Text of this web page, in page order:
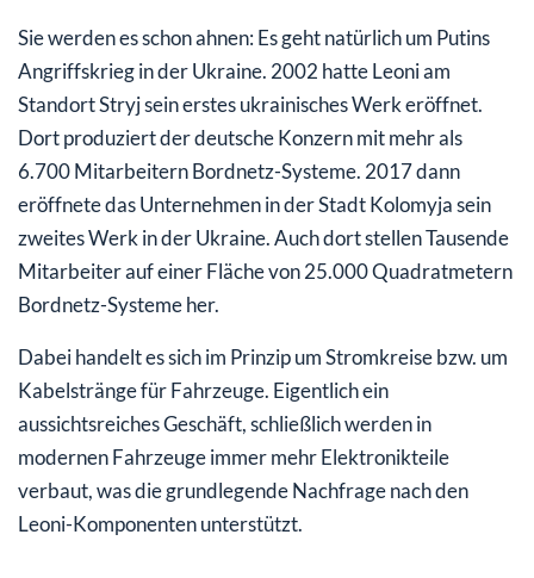
Sie werden es schon ahnen: Es geht natürlich um Putins
Angriffskrieg in der Ukraine. 2002 hatte Leoni am
Standort Stryj sein erstes ukrainisches Werk eröffnet.
Dort produziert der deutsche Konzern mit mehr als
6.700 Mitarbeitern Bordnetz-Systeme. 2017 dann
eröffnete das Unternehmen in der Stadt Kolomyja sein
zweites Werk in der Ukraine. Auch dort stellen Tausende
Mitarbeiter auf einer Fläche von 25.000 Quadratmetern
Bordnetz-Systeme her.
Dabei handelt es sich im Prinzip um Stromkreise bzw. um
Kabelstränge für Fahrzeuge. Eigentlich ein
aussichtsreiches Geschäft, schließlich werden in
modernen Fahrzeuge immer mehr Elektronikteile
verbaut, was die grundlegende Nachfrage nach den
Leoni-Komponenten unterstützt.